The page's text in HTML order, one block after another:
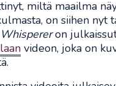
miltä maailma
on siihen nyt
on
videon, joka on